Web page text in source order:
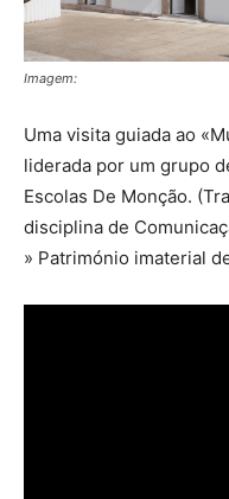
Imagem:
Uma visita guiada ao
liderada por um grupo
Escolas De Monção.
disciplina de
» Património imaterial